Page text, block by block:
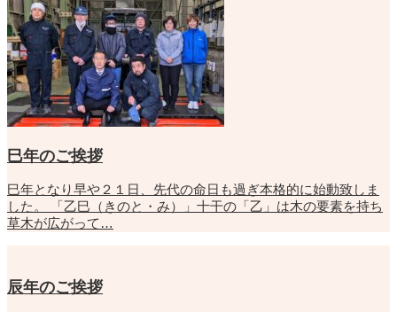
巳年のご挨拶
巳年となり早や２１日、先代の命日も過ぎ本格的に始動致しま
した。 「乙巳（きのと・み）」十干の「乙」は木の要素を持ち
草木が広がって…
辰年のご挨拶